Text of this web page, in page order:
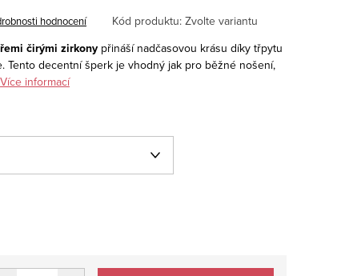
hodnocení Kód produktu: Zvolte variantu
čirými zirkony přináší nadčasovou krásu díky třpytu
Tento decentní šperk je vhodný jak pro běžné nošení,
Více informací